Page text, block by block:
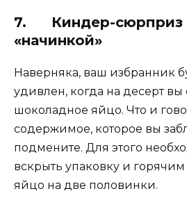
7. Киндер-сюрприз
«начинкой»
Наверняка, ваш избранник
удивлен, когда на десерт
шоколадное яйцо. Что и
содержимое, которое вы
подмените. Для этого
вскрыть упаковку и
яйцо на две половинки.